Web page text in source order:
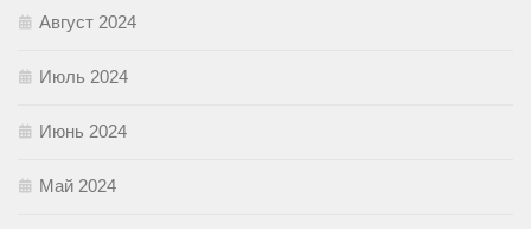
Август 2024
Июль 2024
Июнь 2024
Май 2024